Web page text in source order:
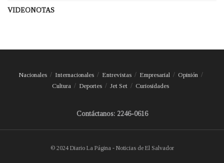
VIDEONOTAS
Nacionales Internacionales Entrevistas Empresarial
Opinión
Cultura
Deportes Jet Set Curiosidades
Contáctanos: 2246-0616
© 2024 Diario La Página - Noticias de El Salvador